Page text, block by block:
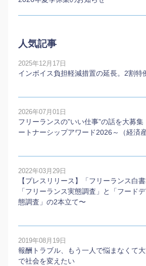
人気記事
2025年12月17日
インボイス負担軽減措置の延長。2割特
2026年07月01日
フリーランスの”いい仕事”の話を大募
ートナーシップアワード2026～（経済
2022年03月29日
【プレスリリース】「フリーランス白
「フリーランス実態調査」と「フード
態調査」の2本⽴て〜
2019年08月19日
報酬トラブル、もう一人で悩まなくて
で社会を変えたい